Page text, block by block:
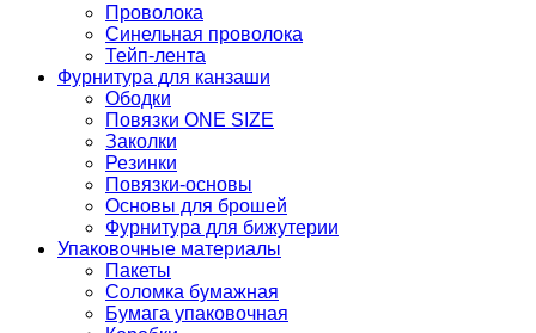
Проволока
Синельная проволока
Тейп-лента
Фурнитура для канзаши
Ободки
Повязки ONE SIZE
Заколки
Резинки
Повязки-основы
Основы для брошей
Фурнитура для бижутерии
Упаковочные материалы
Пакеты
Соломка бумажная
Бумага упаковочная